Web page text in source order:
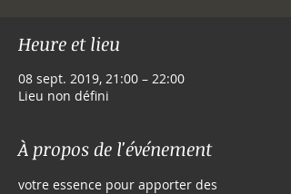
Heure et lieu
08 sept. 2019, 21:00 – 22:00
Lieu non défini
À propos de l'événement
votre essence pour apporter des